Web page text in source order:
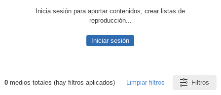
Inicia sesión para aportar contenidos, crear listas de
reproducción...
Iniciar sesión
Resultados de: acanalado
0medios totales (hay filtros aplicados) Limpiar filtros Filtros